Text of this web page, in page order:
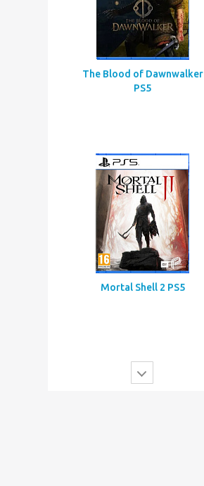
The Blood of Dawnwalker
PS5
Mortal Shell 2 PS5